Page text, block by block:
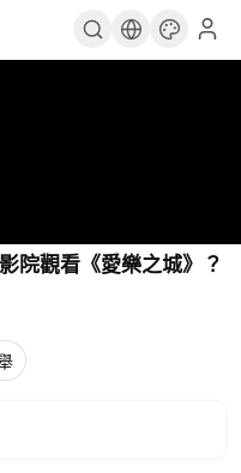
院觀看《愛樂之城》？